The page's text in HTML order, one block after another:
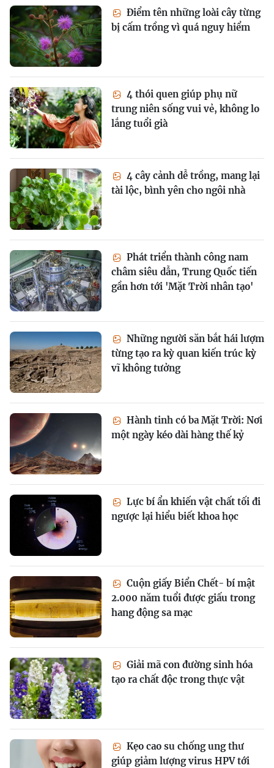
Điểm tên những loài cây từng
bị cấm trồng vì quá nguy hiểm
4 thói quen giúp phụ nữ
trung niên sống vui vẻ, không lo
lắng tuổi già
4 cây cảnh dễ trồng, mang lại
tài lộc, bình yên cho ngôi nhà
Phát triển thành công nam
châm siêu dẫn, Trung Quốc tiến
gần hơn tới 'Mặt Trời nhân tạo'
Những người săn bắt hái lượm
từng tạo ra kỳ quan kiến trúc kỳ
vĩ không tưởng
Hành tinh có ba Mặt Trời: Nơi
một ngày kéo dài hàng thế kỷ
Lực bí ẩn khiến vật chất tối đi
ngược lại hiểu biết khoa học
Cuộn giấy Biển Chết- bí mật
2.000 năm tuổi được giấu trong
hang động sa mạc
Giải mã con đường sinh hóa
tạo ra chất độc trong thực vật
Kẹo cao su chống ung thư
giúp giảm lượng virus HPV tới